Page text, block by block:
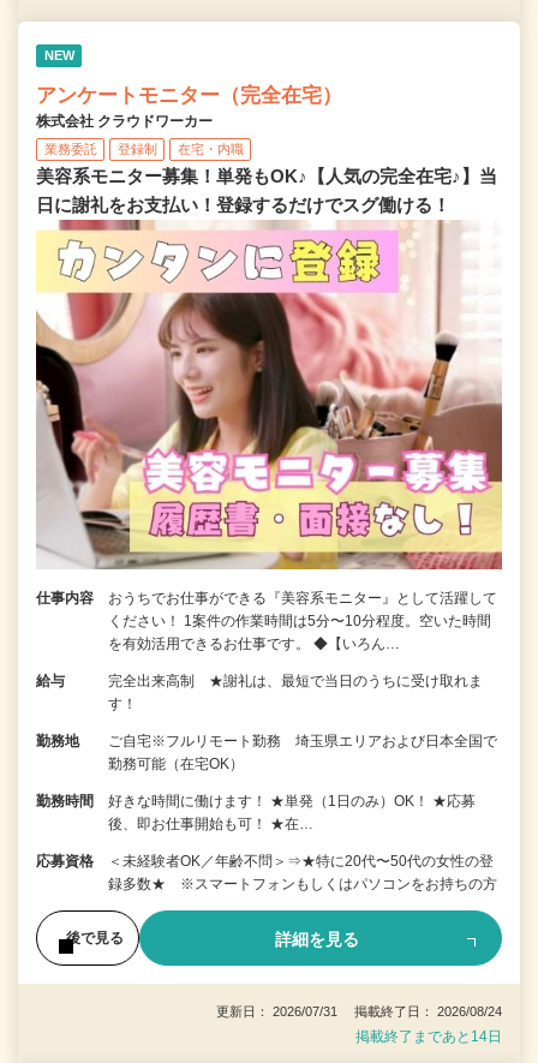
NEW
アンケートモニター（完全在宅）
株式会社 クラウドワーカー
業務委託 登録制 在宅・内職
美容系モニター募集！単発もOK♪【人気の完全在宅♪】当
日に謝礼をお支払い！登録するだけでスグ働ける！
仕事内容
おうちでお仕事ができる『美容系モニター』として活躍して
ください！ 1案件の作業時間は5分〜10分程度。空いた時間
を有効活用できるお仕事です。 ◆【いろん…
給与
完全出来高制 ★謝礼は、最短で当日のうちに受け取れま
す！
勤務地
ご自宅※フルリモート勤務 埼玉県エリアおよび日本全国で
勤務可能（在宅OK）
勤務時間
好きな時間に働けます！ ★単発（1日のみ）OK！ ★応募
後、即お仕事開始も可！ ★在…
応募資格
＜未経験者OK／年齢不問＞⇒★特に20代〜50代の女性の登
録多数★ ※スマートフォンもしくはパソコンをお持ちの方
後で見る 詳細を見る
更新日： 2026/07/31 掲載終了日： 2026/08/24
掲載終了まであと14日